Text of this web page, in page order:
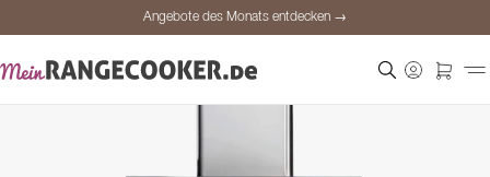
Angebote des Monats entdecken →
Persönliche Beratung